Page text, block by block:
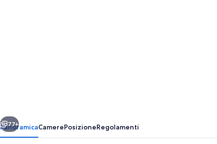
Avanti
77+
PanoramicaCamerePosizioneRegolamenti